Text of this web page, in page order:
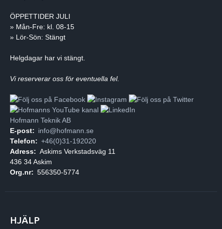
ÖPPETTIDER JULI
» Mån-Fre: kl. 08-15
» Lör-Sön: Stängt
Helgdagar har vi stängt.
Vi reserverar oss för eventuella fel.
Hofmann Teknik AB
E-post: info@hofmann.se
Telefon: +46(0)31-192020
Adress: Askims Verkstadsväg 11
436 34 Askim
Org.nr: 556350-5774
HJÄLP